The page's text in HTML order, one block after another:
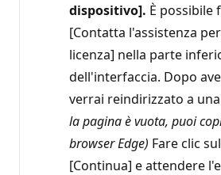
dispositivo]. È possibile
[Contatta l'assistenza
licenza] nella parte
dell'interfaccia. Dopo
verrai reindirizzato a
la pagina è vuota, puoi
browser Edge) Fare clic
[Continua] e attendere